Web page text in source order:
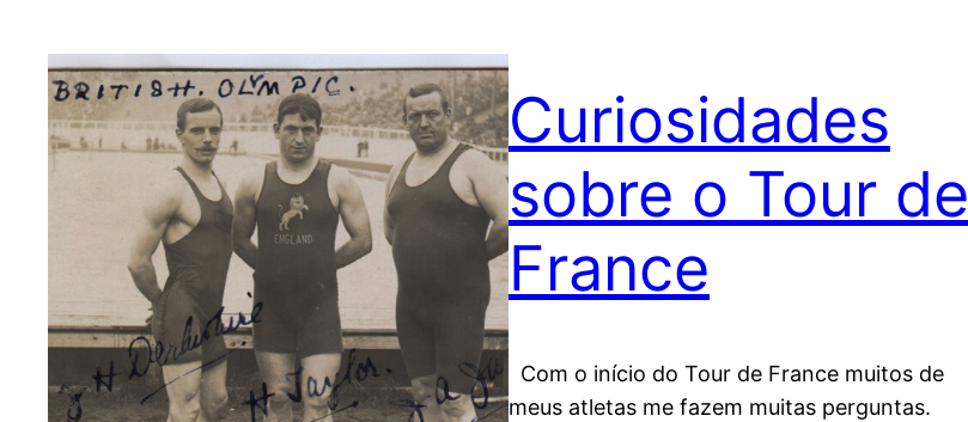
Curiosidades
sobre o Tour de
France
Com o início do Tour de France muitos de
meus atletas me fazem muitas perguntas.